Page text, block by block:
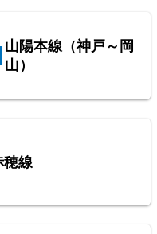
袋線
屋の苦労
山陽本線（神戸～岡
山）
穂線